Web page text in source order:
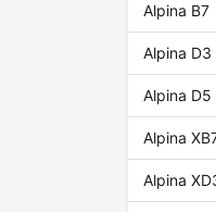
Alpina B7
Alpina D3
Alpina D5
Alpina
Alpina